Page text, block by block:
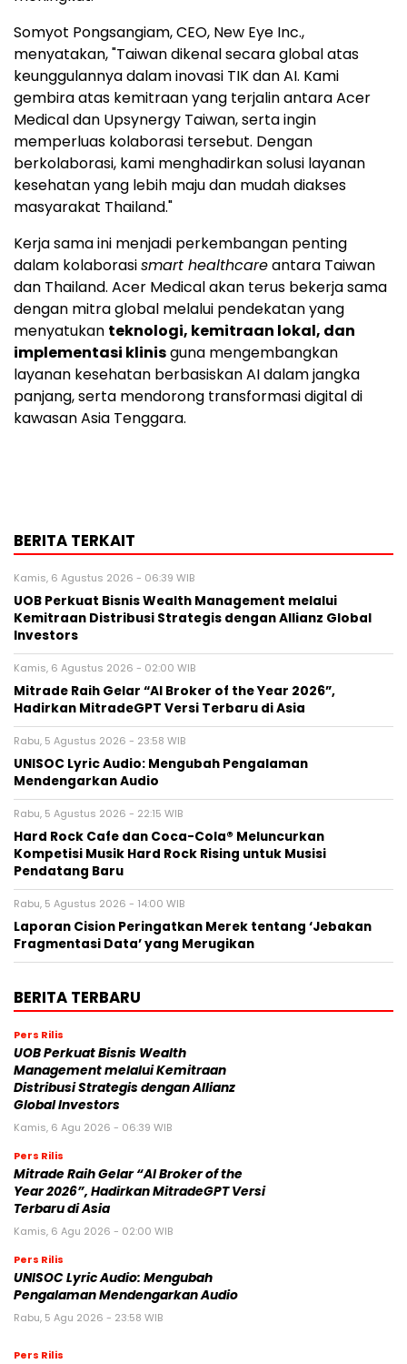
Somyot Pongsangiam, CEO, New Eye Inc.,
menyatakan, "Taiwan dikenal secara global atas
keunggulannya dalam inovasi TIK dan AI. Kami
gembira atas kemitraan yang terjalin antara Acer
Medical dan Upsynergy Taiwan, serta ingin
memperluas kolaborasi tersebut. Dengan
berkolaborasi, kami menghadirkan solusi layanan
kesehatan yang lebih maju dan mudah diakses
masyarakat Thailand."
Kerja sama ini menjadi perkembangan penting
dalam kolaborasismart healthcareantara Taiwan
dan Thailand. Acer Medical akan terus bekerja sama
dengan mitra global melalui pendekatan yang
menyatukan teknologi, kemitraan lokal, dan
implementasi klinisguna mengembangkan
layanan kesehatan berbasiskan AI dalam jangka
panjang, serta mendorong transformasi digital di
kawasan Asia Tenggara.
BERITA TERKAIT
Kamis, 6 Agustus 2026 - 06:39 WIB
UOB Perkuat Bisnis Wealth Management melalui
Kemitraan Distribusi Strategis dengan Allianz Global
Investors
Kamis, 6 Agustus 2026 - 02:00 WIB
Mitrade Raih Gelar “AI Broker of the Year 2026”,
Hadirkan MitradeGPT Versi Terbaru di Asia
Rabu, 5 Agustus 2026 - 23:58 WIB
UNISOC Lyric Audio: Mengubah Pengalaman
Mendengarkan Audio
Rabu, 5 Agustus 2026 - 22:15 WIB
Hard Rock Cafe dan Coca-Cola® Meluncurkan
Kompetisi Musik Hard Rock Rising untuk Musisi
Pendatang Baru
Rabu, 5 Agustus 2026 - 14:00 WIB
Laporan Cision Peringatkan Merek tentang ‘Jebakan
Fragmentasi Data’ yang Merugikan
BERITA TERBARU
Pers Rilis
UOB Perkuat Bisnis Wealth
Management melalui Kemitraan
Distribusi Strategis dengan Allianz
Global Investors
Kamis, 6 Agu 2026 - 06:39 WIB
Pers Rilis
Mitrade Raih Gelar “AI Broker of the
Year 2026”, Hadirkan MitradeGPT Versi
Terbaru di Asia
Kamis, 6 Agu 2026 - 02:00 WIB
Pers Rilis
UNISOC Lyric Audio: Mengubah
Pengalaman Mendengarkan Audio
Rabu, 5 Agu 2026 - 23:58 WIB
Pers Rilis